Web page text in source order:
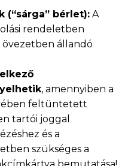
(“sárga” bérlet):A
rendeletben
állandó
, amennyiben a
feltüntetett
tartói joggal
és a
szükséges a